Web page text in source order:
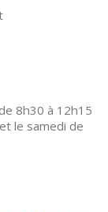
8h30 à 12h15
le samedi de